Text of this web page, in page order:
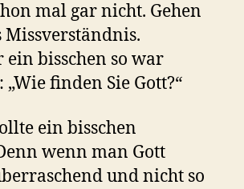
mal gar nicht. Gehen
Missverständnis.
ein bisschen so war
finden Sie Gott?“
ein bisschen
wenn man Gott
und nicht so